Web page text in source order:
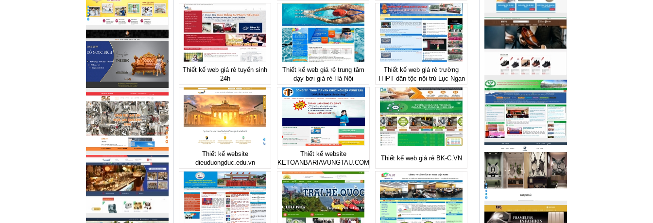
Thiết kế web giá rẻ tuyển sinh
24h
Thiết kế web giá rẻ trung tâm
dạy bơi giá rẻ Hà Nội
Thiết kế web giá rẻ trường
THPT dân tộc nội trú Lục Ngạn
Thiết kế website
dieuduongduc.edu.vn
Thiết kế website
KETOANBARIAVUNGTAU.COM
Thiết kế web giá rẻ BK-C.VN